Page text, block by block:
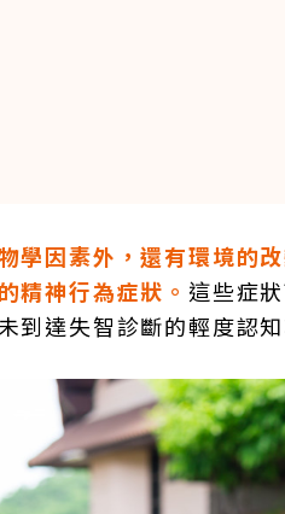
學因素外，還有環境的
精神行為症狀。 這些症
到達失智診斷的輕度認